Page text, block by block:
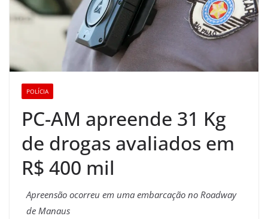
POLÍCIA
PC-AM apreende 31 Kg
de drogas avaliados em
R$ 400 mil
Apreensão ocorreu em uma embarcação no Roadway
de Manaus